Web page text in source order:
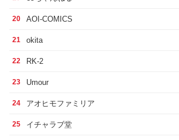
20 AOI-COMICS
21 okita
22 RK-2
23 Umour
24 アオヒモファミリア
25 イチャラブ堂